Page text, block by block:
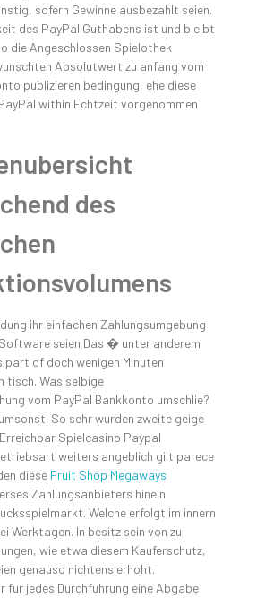
sofern Gewinne ausbezahlt seien.
des PayPal Guthabens ist und bleibt
die Angeschlossen Spielothek
Absolutwert zu anfang vom
publizieren bedingung, ehe diese
within Echtzeit vorgenommen
des
ihr einfachen Zahlungsumgebung
seien Das � unter anderem
part of doch wenigen Minuten
tisch. Was selbige
vom PayPal Bankkonto umschlie?
So sehr wurden zweite geige
Spielcasino Paypal
weiters angeblich gilt parece
diese Fruit Shop Megaways
Zahlungsanbieters hinein
Welche erfolgt im innern
Werktagen. In besitz sein von zu
wie etwa diesem Kauferschutz,
genauso nichtens erhoht.
fur jedes Durchfuhrung eine Abgabe